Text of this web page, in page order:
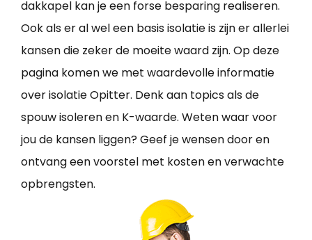
dakkapel kan je een forse besparing realiseren.
Ook als er al wel een basis isolatie is zijn er allerlei
kansen die zeker de moeite waard zijn. Op deze
pagina komen we met waardevolle informatie
over isolatie Opitter. Denk aan topics als de
spouw isoleren en K-waarde. Weten waar voor
jou de kansen liggen? Geef je wensen door en
ontvang een voorstel met kosten en verwachte
opbrengsten.